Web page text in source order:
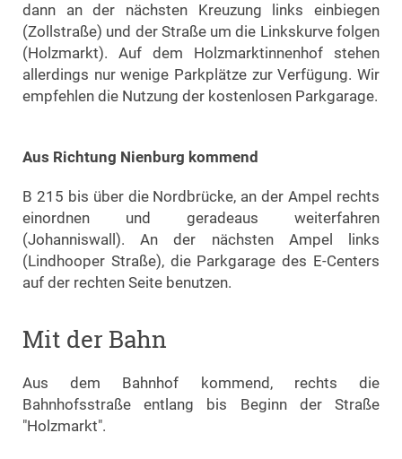
dann an der nächsten Kreuzung links einbiegen
(Zollstraße) und der Straße um die Linkskurve folgen
(Holzmarkt). Auf dem Holzmarktinnenhof stehen
allerdings nur wenige Parkplätze zur Verfügung. Wir
empfehlen die Nutzung der kostenlosen Parkgarage.
Aus Richtung Nienburg kommend
B 215 bis über die Nordbrücke, an der Ampel rechts
einordnen und geradeaus weiterfahren
(Johanniswall). An der nächsten Ampel links
(Lindhooper Straße), die Parkgarage des E-Centers
auf der rechten Seite benutzen.
Mit der Bahn
Aus dem Bahnhof kommend, rechts die
Bahnhofsstraße entlang bis Beginn der Straße
"Holzmarkt".